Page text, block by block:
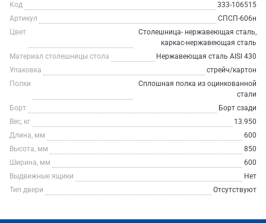
Код
333-106515
Артикул
СПСП-606н
Цвет
Столешница- нержавеющая сталь,
каркас-нержавеющая сталь
Материал столешницы стола
Нержавеющая сталь AISI 430
Упаковка
стрейч/картон
Полки
Сплошная полка из оцинкованной
стали
Борт
Борт сзади
Вес, кг
13.950
Длина, мм
600
Высота, мм
850
Ширина, мм
600
Выдвижные ящики
Нет
Тип двери
Отсутствуют